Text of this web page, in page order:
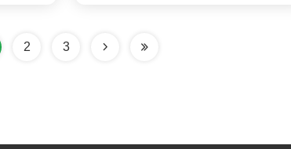
2 3